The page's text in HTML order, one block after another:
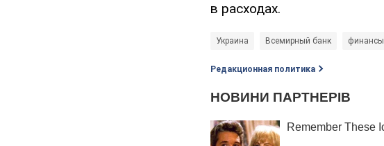
в расходах.
Украина Всемирный банк финансы
Редакционная политика